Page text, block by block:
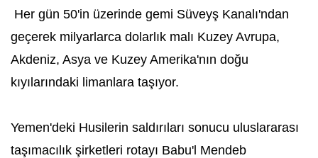
Her gün 50'in üzerinde gemi Süveyş Kanalı'ndan
geçerek milyarlarca dolarlık malı Kuzey Avrupa,
Akdeniz, Asya ve Kuzey Amerika'nın doğu
kıyılarındaki limanlara taşıyor.
Yemen'deki Husilerin saldırıları sonucu uluslararası
taşımacılık şirketleri rotayı Babu'l Mendeb